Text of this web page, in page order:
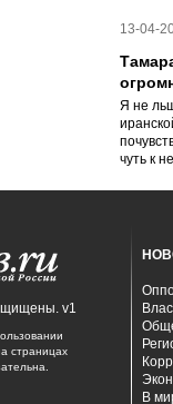
13-04-
Я не
чуть к
v1
страницах
В